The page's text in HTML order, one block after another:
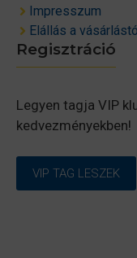
Impresszum
Elállás a
Regisztráció
Legyen tagja VIP
kedvezményekben!
VIP TAG LESZEK